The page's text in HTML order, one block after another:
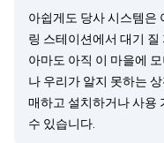
아쉽게도 당사 시스템은
링 스테이션에서 대기 질
아마도 아직 이 마을에
나 우리가 알지 못하는
매하고 설치하거나 사용
수 있습니다.